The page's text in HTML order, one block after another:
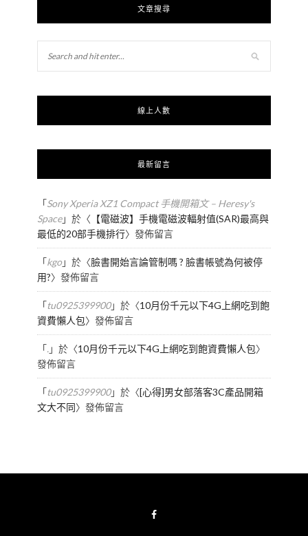
文章搜尋
線上人數
最新留言
「Sony Xperia XZ1 Compact 手機開箱文 – Heresy's
Space」於〈 【電磁波】手機電磁波輻射值(SAR)最高與
最低的20部手機排行〉發佈留言
「kgo」於〈臉書開始言論管制嗎 ? 臉書帳號為何被停
用?〉發佈留言
「tu0925399900」於〈10月份千元以下4G上網吃到飽
資費懶人包〉發佈留言
「.」於〈10月份千元以下4G上網吃到飽資費懶人包〉
發佈留言
「tu0925399900」於〈[心得]男女部落客3C產品開箱
文大不同〉發佈留言